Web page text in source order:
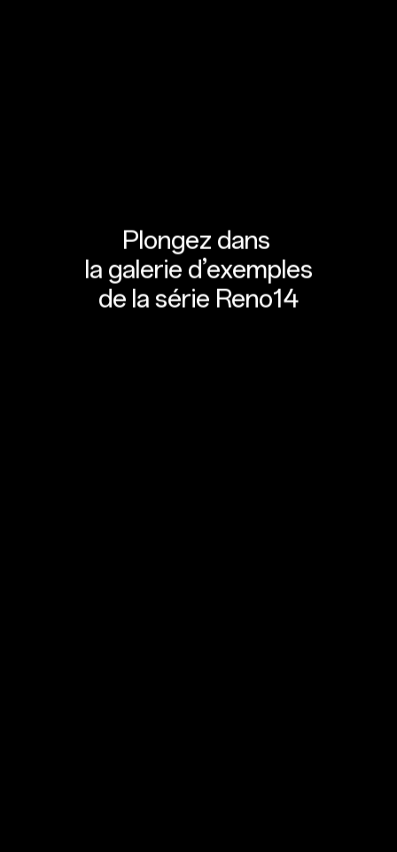
Plongez dans
la galerie d’exemples
de la série Reno14